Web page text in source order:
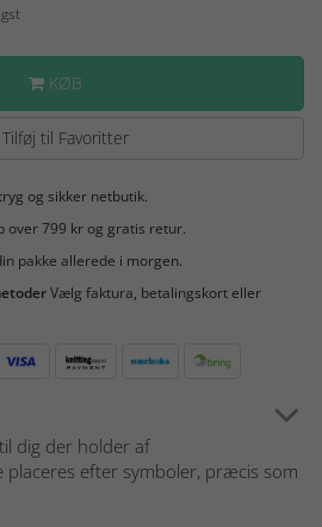
KØB
Tilføj til Favoritter
og sikker netbutik.
over 799 kr og gratis retur.
pakke allerede i morgen.
Vælg faktura, betalingskort eller
dig der holder af
placeres efter symboler, præcis som